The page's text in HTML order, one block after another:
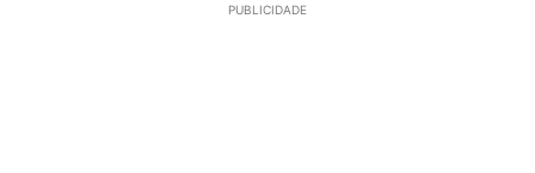
PUBLICIDADE